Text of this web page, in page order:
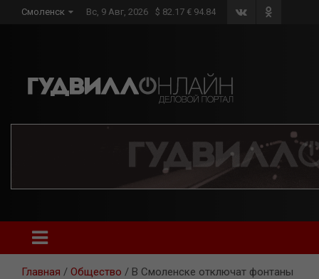
Смоленск Вс, 9 Авг, 2026 $ 82.17 € 94.84
Главная Общество В Смоленске отключат фонтаны